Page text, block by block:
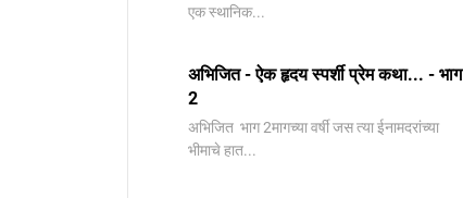
एक स्थानिक...
अभिजित - ऐक हृदय स्पर्शी प्रेम कथा... - भाग
2
️अभिजित ️ भाग 2मागच्या वर्षी जस त्या ईनामदरांच्या
भीमाचे हात...